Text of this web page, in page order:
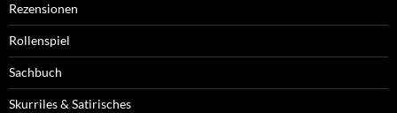
Rezensionen
Rollenspiel
Sachbuch
Skurriles & Satirisches